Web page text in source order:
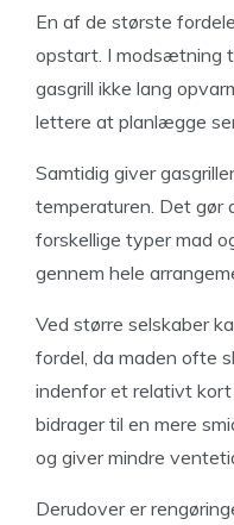
En af de største
opstart. I modsætning
gasgrill ikke lang
lettere at planlægge
Samtidig giver
temperaturen. Det gør
forskellige typer mad
gennem hele
Ved større selskaber
fordel, da maden ofte
indenfor et relativt
bidrager til en mere
og giver mindre
Derudover er